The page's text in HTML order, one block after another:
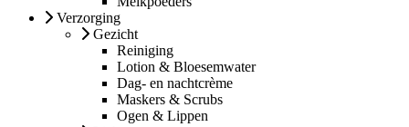
Verzorging
Gezicht
Reiniging
Lotion & Bloesemwater
Dag- en nachtcrème
Maskers & Scrubs
Ogen & Lippen